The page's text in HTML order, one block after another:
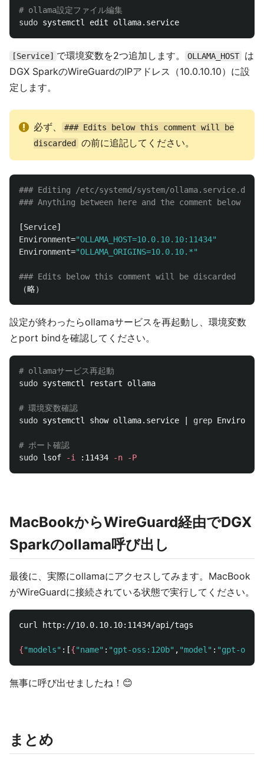
# ollama設定ファイル編集
sudo
[Service] で環境変数を2つ追加します。 OLLAMA_HOST
は
DGX SparkのWireGuardのIPアドレス（10.0.10.10）に設
定します。
必ず、
### Edits below this comment will be
discarded
の前に追記してください。
### Editing /etc/systemd/system/ollama.service.d/
[Service
Environment="OLLAMA_HOST=10.0.10.10:11434"
Environment="OLLAMA_ORIGINS=10.0.10.*"
設定が終わったらollamaサービスを再起動し、環境変数
とport bindを確認してください。
# ollamaサービス再起動
sudo systemctl restart ollama
# 環境変数確認
sudo systemctl show ollama.service | grep
# ポート確認
sudo lsof -i :11434 -n -P
MacBookからWireGuard経由でDGX
Sparkのollama呼び出し
最後に、実際にollamaにアクセスしてみます。MacBook
がWireGuardに接続されている状態で実行してください。
curl http://10.0.10.10:11434/api/tags
{"models" :[{"name" : "gpt-oss:120b" , "model" : "gpt-
無事に呼び出せましたね！😊
まとめ